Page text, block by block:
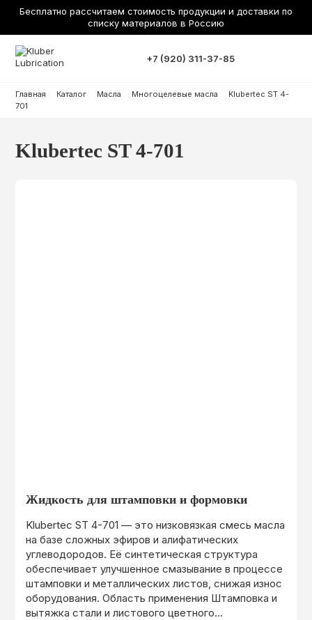
Бесплатно рассчитаем стоимость продукции и доставки по
списку материалов в Россию
+7 (920) 311-37-85
Главная Каталог Масла Многоцелевые масла
Klubertec ST 4-
701
Klubertec ST 4-701
Жидкость для штамповки и формовки
Klubertec ST 4-701 — это низковязкая смесь масла
на базе сложных эфиров и алифатических
углеводородов. Её синтетическая структура
обеспечивает улучшенное смазывание в процессе
штамповки и металлических листов, снижая износ
оборудования. Область применения Штамповка и
вытяжка стали и листового цветного...